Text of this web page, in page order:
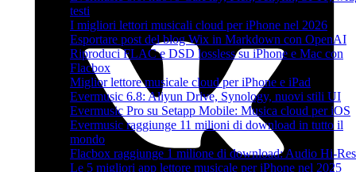
testi
I migliori lettori musicali cloud per iPhone nel 2026
Esportare post del blog Wix in Markdown con OpenAI
Riproduci FLAC e DSD lossless su iPhone e Mac con
Flacbox
Miglior lettore musicale cloud per iPhone e iPad
Evermusic 6.8: Aliyun Drive, Synology, nuovi stili UI
Evermusic Pro su Setapp Mobile: Musica cloud per iOS
Evermusic raggiunge 11 milioni di download in tutto il
mondo
Flacbox raggiunge 1 milione di download: Audio Hi-Res
Le 5 migliori app lettore musicale per iPhone nel 2025